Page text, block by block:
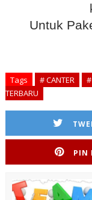
Untuk
Tags # CANTER #
TERBARU
PIN